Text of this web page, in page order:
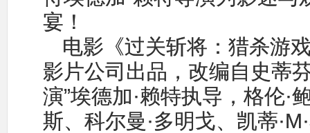
宴！
电影《过关斩将：猎杀游
影片公司出品，改编自史蒂
演”埃德加·赖特执导，格伦·
斯、科尔曼·多明戈、凯蒂